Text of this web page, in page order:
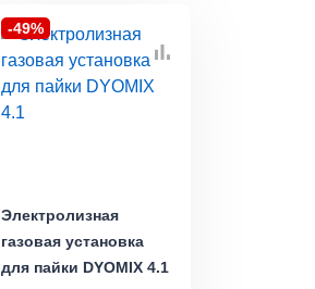
-49%
Электролизная
газовая установка
для пайки DYOMIX 4.1